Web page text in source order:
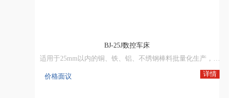
BJ-25J数控车床
适用于25mm以内的铜、铁、铝、不绣钢棒料批量化生产，和50mm以内开料或锻打件粒料自动送料批量生产，也可装液压卡盘实现250mm以内零件单件或机械手送料生产。
价格面议 详情